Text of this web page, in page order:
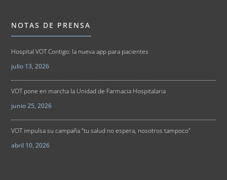
NOTAS DE PRENSA
Hospital VOT Contigo: la nueva app para pacientes
julio 13, 2026
VOT pone en marcha la Unidad de Farmacia Hospitalaria
junio 25, 2026
VOT impulsa su campaña “tu salud no espera, nosotros tampoco”
abril 10, 2026